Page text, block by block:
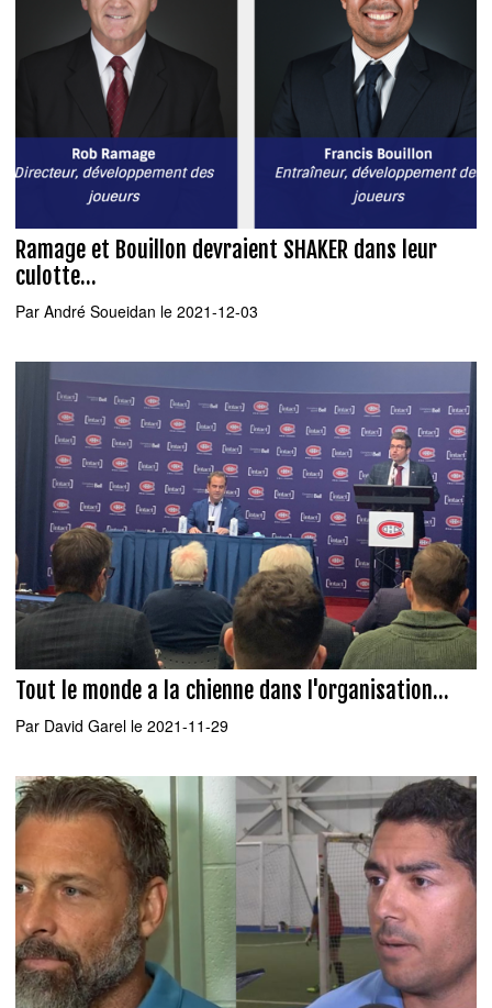
Ramage et Bouillon devraient SHAKER dans leur
culotte...
Par André Soueidan le 2021-12-03
Tout le monde a la chienne dans l'organisation...
Par David Garel le 2021-11-29